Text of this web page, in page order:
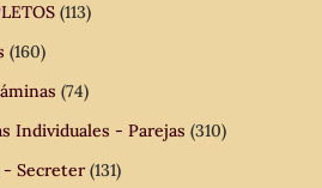
(113)
(160)
(74)
Individuales - Parejas (310)
Secreter (131)